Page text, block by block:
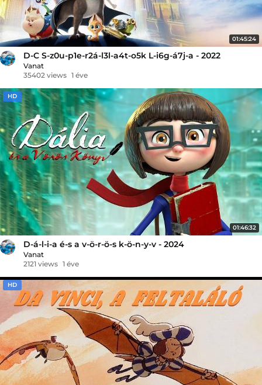
01:45:24
D-C S-z0u-p1e-r2á-l3l-a4t-o5k L-i6g-á7j-a - 2022
Vanat
35402 views 1 éve
HD
01:46:32
D-á-l-i-a é-s a v-ö-r-ö-s k-ö-n-y-v - 2024
Vanat
2121 views 1 éve
HD